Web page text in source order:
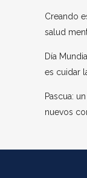
Creando
salud
Día
es cuidar
Pascua:
nuevos